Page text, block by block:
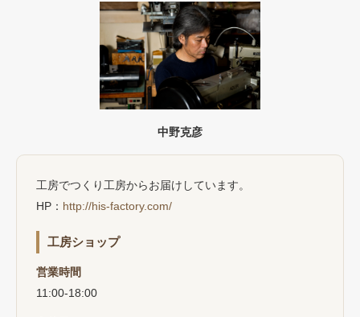
中野克彦
工房でつくり工房からお届けしています。
HP： http://his-factory.com/
工房ショップ
営業時間
11:00-18:00